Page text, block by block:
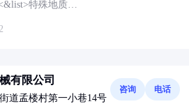
特殊地质配
：更换高频液压
有限公司
道孟楼村第一小巷14号
咨询 电话